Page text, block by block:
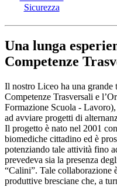
Sicurezza
Una lunga
Competenze
Il nostro Liceo ha una grande
Competenze Trasversali e
Formazione Scuola -
ad avviare progetti di
Il progetto è nato nel 2001
biomediche cittadino ed è
potenziando tale attività fino
prevedeva sia la presenza
“Calini”. Tale collaborazione
produttive bresciane che, a